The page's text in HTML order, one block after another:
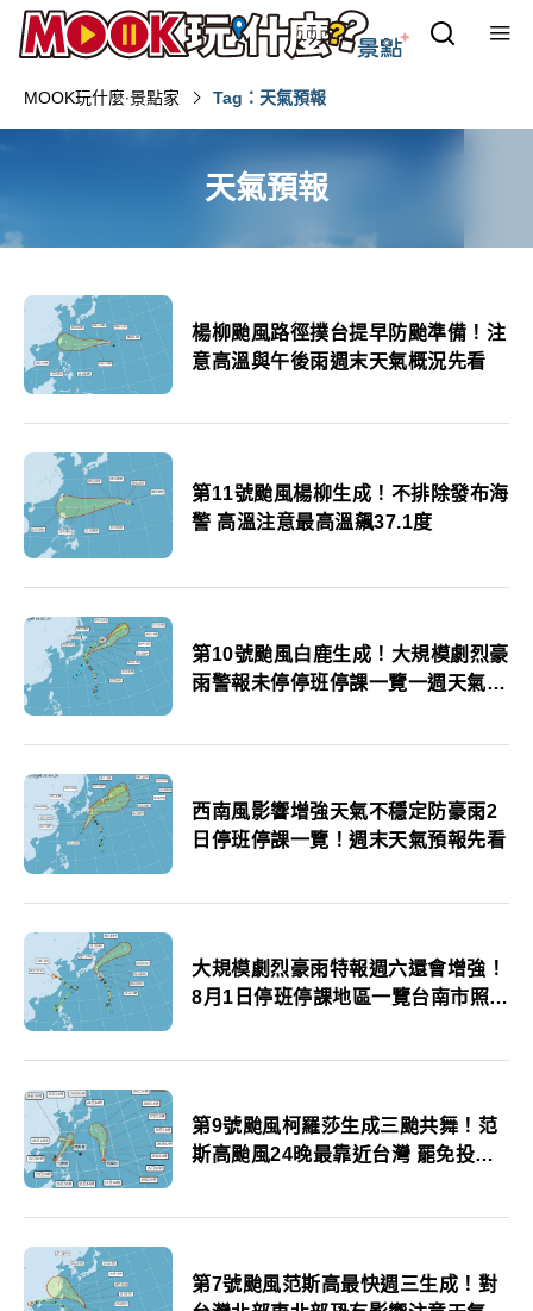
MOOK玩什麼‧景點家 Tag：天氣預報
天氣預報
楊柳颱風路徑撲台提早防颱準備！注
意高溫與午後雨週末天氣概況先看
第11號颱風楊柳生成！不排除發布海
警 高溫注意最高溫飆37.1度
第10號颱風白鹿生成！大規模劇烈豪
雨警報未停停班停課一覽一週天氣預
西南風影響增強天氣不穩定防豪雨2
日停班停課一覽！週末天氣預報先看
大規模劇烈豪雨特報週六還會增強！
8月1日停班停課地區一覽台南市照常
第9號颱風柯羅莎生成三颱共舞！范
斯高颱風24晚最靠近台灣 罷免投票
第7號颱風范斯高最快週三生成！對